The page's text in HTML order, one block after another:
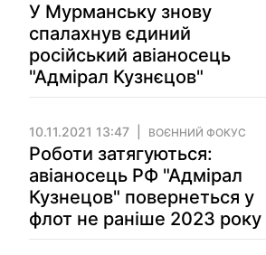
У Мурманську знову
спалахнув єдиний
російський авіаносець
"Адмірал Кузнєцов"
10.11.2021 13:47 ВОЄННИЙ ФОКУС
Роботи затягуються:
авіаносець РФ "Адмірал
Кузнецов" повернеться у
флот не раніше 2023 року